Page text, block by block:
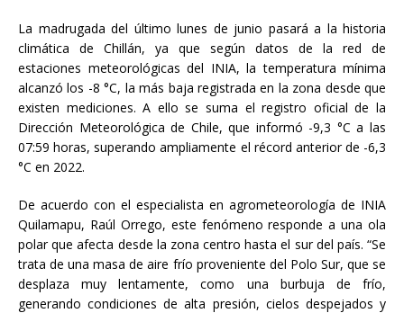
La madrugada del último lunes de junio pasará a la historia
climática de Chillán, ya que según datos de la red de
estaciones meteorológicas del INIA, la temperatura mínima
alcanzó los -8 °C, la más baja registrada en la zona desde que
existen mediciones. A ello se suma el registro oficial de la
Dirección Meteorológica de Chile, que informó -9,3 °C a las
07:59 horas, superando ampliamente el récord anterior de -6,3
°C en 2022.
De acuerdo con el especialista en agrometeorología de INIA
Quilamapu, Raúl Orrego, este fenómeno responde a una ola
polar que afecta desde la zona centro hasta el sur del país. “Se
trata de una masa de aire frío proveniente del Polo Sur, que se
desplaza muy lentamente, como una burbuja de frío,
generando condiciones de alta presión, cielos despejados y